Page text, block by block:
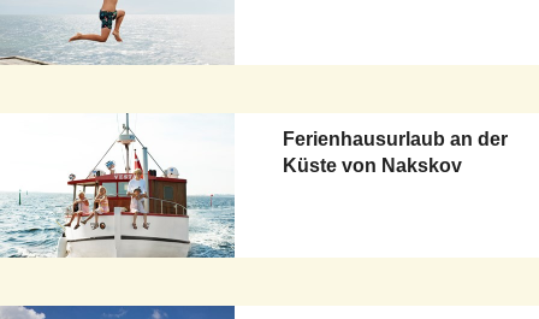
Ferienhausurlaub an der
Küste von Nakskov